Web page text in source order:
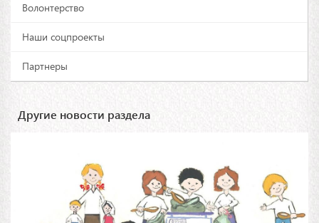
Волонтерство
Наши соцпроекты
Партнеры
Другие новости раздела